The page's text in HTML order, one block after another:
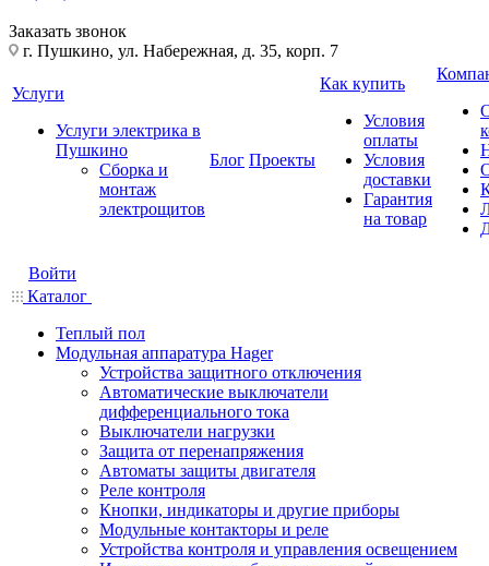
Заказать звонок
г. Пушкино, ул. Набережная, д. 35, корп. 7
Услуги
Услуги электрика в
Пушкино
Сборка и
монтаж
электрощитов
Блог Проекты
Как купить
Условия
оплаты
Условия
доставки
Гарантия
на товар
Войти
Каталог
Теплый пол
Модульная аппаратура Hager
Устройства защитного отключения
Автоматические выключатели
дифференциального тока
Выключатели нагрузки
Защита от перенапряжения
Автоматы защиты двигателя
Реле контроля
Кнопки, индикаторы и другие приборы
Модульные контакторы и реле
Устройства контроля и управления освещением